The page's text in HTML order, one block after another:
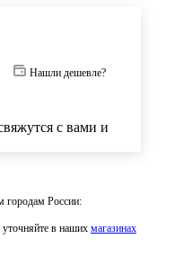
Нашли дешевле?
с вами и
городам России:
в наших магазинах